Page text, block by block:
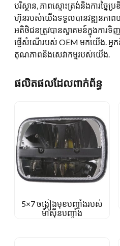
បរិស្ថាន, ភាពស្មោះត្រង់និងការច្ន
ហ៊ុនរបស់យើងទទួលបានវឌ្ឍនភាពយ៉ា
អតិថិជនត្រូវបានស្វាគមន៍ក្នុងកា
ផ្ញើសំណើរបស់ OEM មកយើង. អ្នក
គុណភាពនិងសេវាកម្មរបស់យើង.
ផលិតផលដែលពាក់ព័ន្ធ
5×7 ចង្កៀងមុខបញ្ចាំងរបស់
ម៉ាស៊ីនបញ្ចាំង